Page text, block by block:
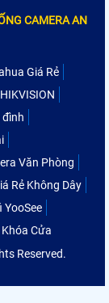
CAMERA AN
Giá Rẻ
đình
Văn Phòng
Rẻ Không Dây
YooSee
Cửa
Reserved.